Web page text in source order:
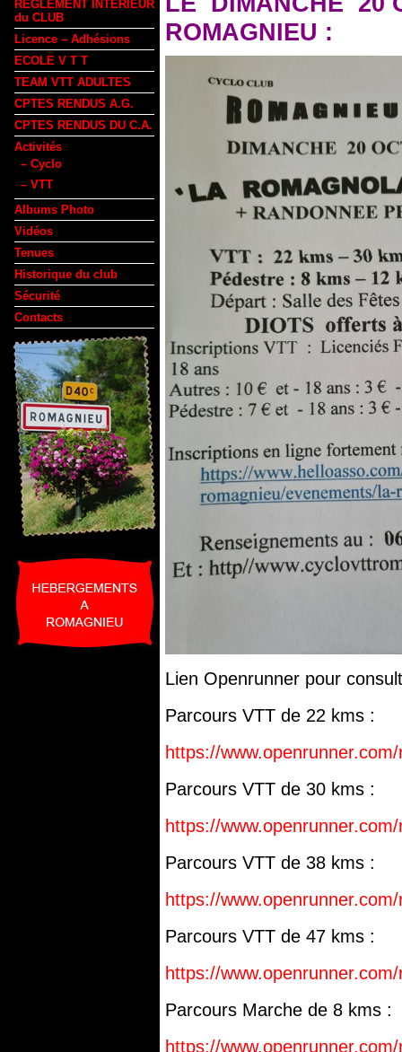
REGLEMENT INTERIEUR
du CLUB
Licence – Adhésions
ECOLE V T T
TEAM VTT ADULTES
CPTES RENDUS A.G.
CPTES RENDUS DU C.A.
Activités
– Cyclo
– VTT
Albums Photo
Vidéos
Tenues
Historique du club
Sécurité
Contacts
ROMAGNIEU :
Lien Openrunner pour
Parcours VTT de 22 kms :
https://
Parcours VTT de 30 kms :
https://
Parcours VTT de 38 kms :
https://
Parcours VTT de 47 kms :
https://
Parcours Marche de 8 kms :
https://